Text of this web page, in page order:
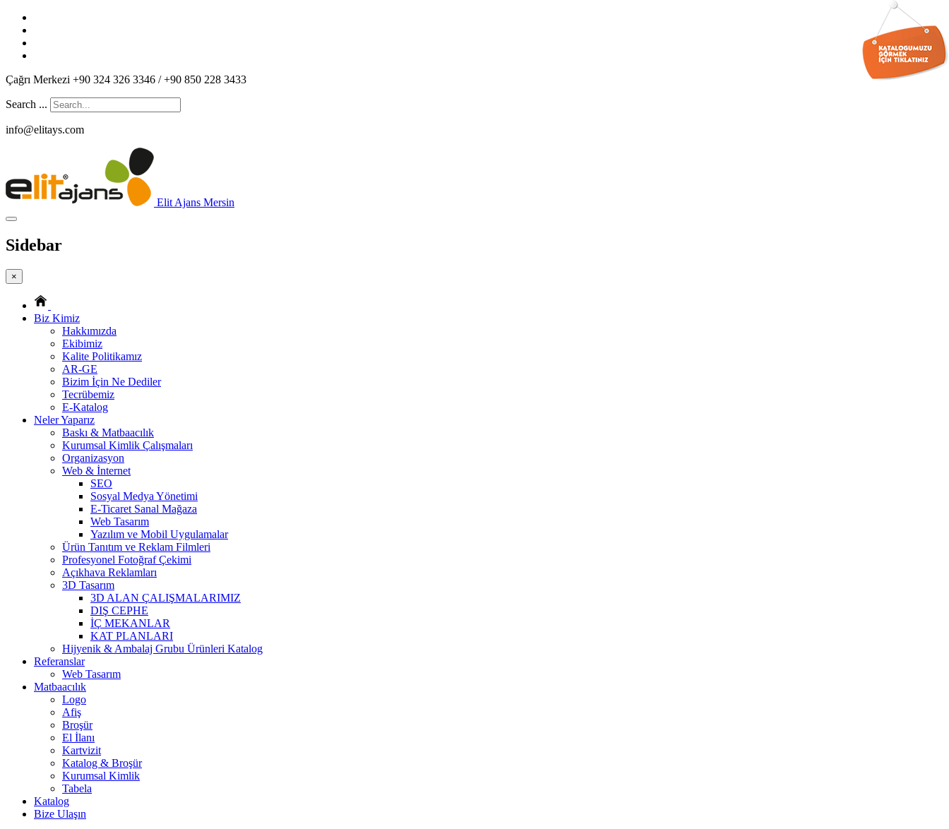
Çağrı Merkezi +90 324 326 3346 / +90 850 228 3433
Search ...
info@elitays.com
Elit Ajans Mersin
Sidebar
×
Biz Kimiz
Hakkımızda
Ekibimiz
Kalite Politikamız
AR-GE
Bizim İçin Ne Dediler
Tecrübemiz
E-Katalog
Neler Yaparız
Baskı & Matbaacılık
Kurumsal Kimlik Çalışmaları
Organizasyon
Web & İnternet
SEO
Sosyal Medya Yönetimi
E-Ticaret Sanal Mağaza
Web Tasarım
Yazılım ve Mobil Uygulamalar
Ürün Tanıtım ve Reklam Filmleri
Profesyonel Fotoğraf Çekimi
Açıkhava Reklamları
3D Tasarım
3D ALAN ÇALIŞMALARIMIZ
DIŞ CEPHE
İÇ MEKANLAR
KAT PLANLARI
Hijyenik & Ambalaj Grubu Ürünleri Katalog
Referanslar
Web Tasarım
Matbaacılık
Logo
Afiş
Broşür
El İlanı
Kartvizit
Katalog & Broşür
Kurumsal Kimlik
Tabela
Katalog
Bize Ulaşın